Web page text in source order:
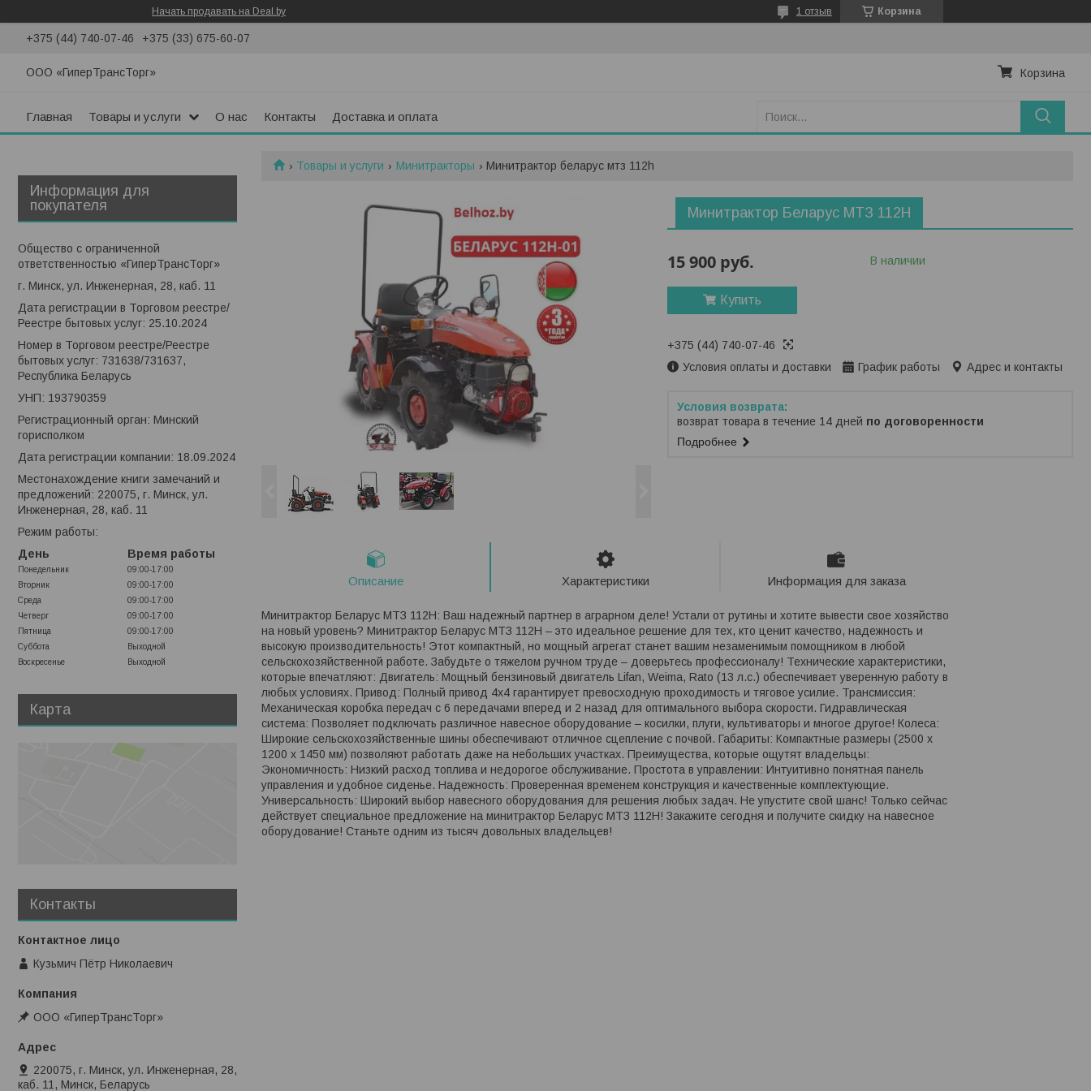
Начать продавать на Deal.by Корзина
1 отзыв
+375 (44) 740-07-46 +375 (33) 675-60-07
ООО «ГиперТрансТорг» Корзина
Главная Товары и услуги О нас Контакты Доставка и оплата
Товары и услуги Минитракторы Минитрактор беларус мтз 112h
Минитрактор Беларус МТЗ 112H
15 900 руб. В наличии
Купить
+375 (44) 740-07-46
Условия оплаты и доставки
График работы Адрес и контакты
возврат товара в течение 14 дней по договоренности
Подробнее
Описание Характеристики Информация для заказа
Минитрактор Беларус МТЗ 112H: Ваш надежный партнер в аграрном деле! Устали от рутины и хотите вывести свое хозяйство
на новый уровень? Минитрактор Беларус МТЗ 112H – это идеальное решение для тех, кто ценит качество, надежность и
высокую производительность! Этот компактный, но мощный агрегат станет вашим незаменимым помощником в любой
сельскохозяйственной работе. Забудьте о тяжелом ручном труде – доверьтесь профессионалу! Технические характеристики,
которые впечатляют: Двигатель: Мощный бензиновый двигатель Lifan, Weima, Rato (13 л.с.) обеспечивает уверенную работу в
любых условиях. Привод: Полный привод 4х4 гарантирует превосходную проходимость и тяговое усилие. Трансмиссия:
Механическая коробка передач с 6 передачами вперед и 2 назад для оптимального выбора скорости. Гидравлическая
система: Позволяет подключать различное навесное оборудование – косилки, плуги, культиваторы и многое другое! Колеса:
Широкие сельскохозяйственные шины обеспечивают отличное сцепление с почвой. Габариты: Компактные размеры (2500 x
1200 x 1450 мм) позволяют работать даже на небольших участках. Преимущества, которые ощутят владельцы:
Экономичность: Низкий расход топлива и недорогое обслуживание. Простота в управлении: Интуитивно понятная панель
управления и удобное сиденье. Надежность: Проверенная временем конструкция и качественные комплектующие.
Универсальность: Широкий выбор навесного оборудования для решения любых задач. Не упустите свой шанс! Только сейчас
действует специальное предложение на минитрактор Беларус МТЗ 112H! Закажите сегодня и получите скидку на навесное
оборудование! Станьте одним из тысяч довольных владельцев!
Информация для
покупателя
Общество с ограниченной
ответственностью «ГиперТрансТорг»
г. Минск, ул. Инженерная, 28, каб. 11
Дата регистрации в Торговом реестре/
Реестре бытовых услуг: 25.10.2024
Номер в Торговом реестре/Реестре
бытовых услуг: 731638/731637,
Республика Беларусь
УНП: 193790359
Регистрационный орган: Минский
горисполком
Дата регистрации компании: 18.09.2024
Местонахождение книги замечаний и
предложений: 220075, г. Минск, ул.
Инженерная, 28, каб. 11
Режим работы:
День
Время работы
Понедельник
09:00-17:00
Вторник
09:00-17:00
Среда
09:00-17:00
Четверг
09:00-17:00
Пятница
09:00-17:00
Суббота
Выходной
Воскресенье
Выходной
Карта
Контакты
Кузьмич Пётр Николаевич
ООО «ГиперТрансТорг»
220075, г. Минск, ул. Инженерная, 28,
каб. 11, Минск, Беларусь